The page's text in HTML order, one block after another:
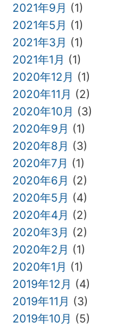
2021年9月 (1)
2021年5月 (1)
2021年3月 (1)
2021年1月 (1)
2020年12月 (1)
2020年11月 (2)
2020年10月 (3)
2020年9月 (1)
2020年8月 (3)
2020年7月 (1)
2020年6月 (2)
2020年5月 (4)
2020年4月 (2)
2020年3月 (2)
2020年2月 (1)
2020年1月 (1)
2019年12月 (4)
2019年11月 (3)
2019年10月 (5)